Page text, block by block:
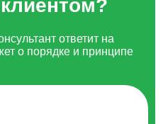
ответит на
о порядке и принципе